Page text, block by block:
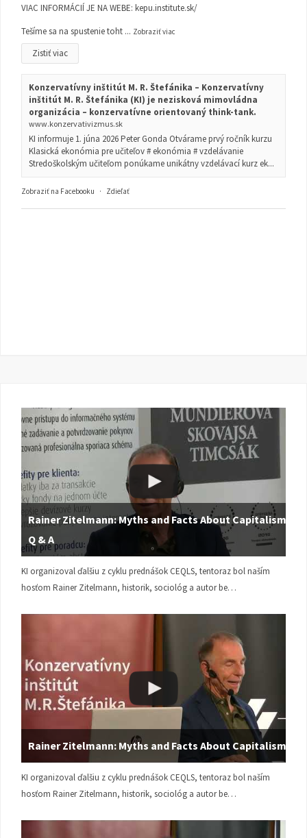
VIAC INFORMÁCIÍ JE NA WEBE: kepu.institute.sk/
Tešíme sa na spustenie toht ... Zobraziť viac
Zistiť viac
Konzervatívny inštitút M. R. Štefánika – Konzervatívny
inštitút M. R. Štefánika (KI) je nezisková mimovládna
organizácia – konzervatívne orientovaný think-tank.
www.konzervativizmus.sk
KI informuje 1. júna 2026 Peter Gonda Otvárame prvý ročník kurzu
Klasická ekonómia pre učiteľov # ekonómia # vzdelávanie
Stredoškolským učiteľom ponúkame unikátny vzdelávací kurz ek...
Zobraziť na Facebooku · Zdieľať
Rainer Zitelmann: Myths and Facts About Capitalism |
Q & A
KI organizoval ďalšiu z cyklu prednášok CEQLS, tentoraz bol naším
hosťom Rainer Zitelmann, historik, sociológ a autor be…
Rainer Zitelmann: Myths and Facts About Capitalism
KI organizoval ďalšiu z cyklu prednášok CEQLS, tentoraz bol naším
hosťom Rainer Zitelmann, historik, sociológ a autor be…